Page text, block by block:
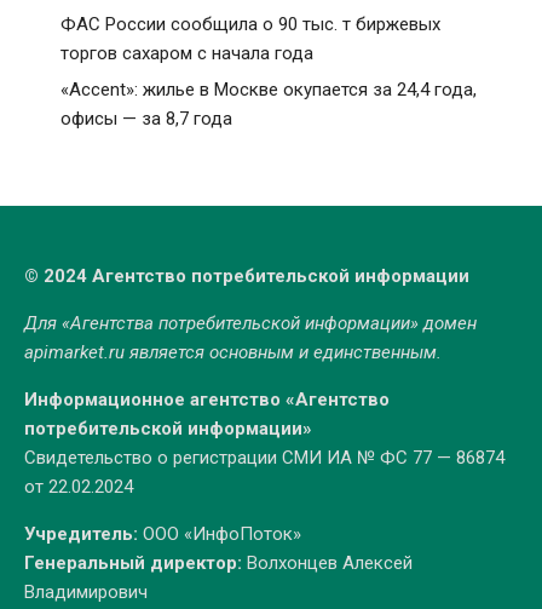
ФАС России сообщила о 90 тыс. т биржевых
торгов сахаром с начала года
«Accent»: жилье в Москве окупается за 24,4 года,
офисы — за 8,7 года
© 2024 Агентство потребительской информации
Для «Агентства потребительской информации» домен
apimarket.ruявляется основным и единственным.
Информационное агентство «Агентство
потребительской информации»
Свидетельство о регистрации СМИ ИА № ФС 77 — 86874
от 22.02.2024
Учредитель: ООО «ИнфоПоток»
Генеральный директор: Волхонцев Алексей
Владимирович